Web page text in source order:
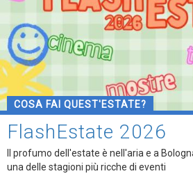
COSA FAI QUEST'ESTATE?
FlashEstate 2026
Il profumo dell'estate è nell'aria e a
una delle stagioni più ricche di eventi